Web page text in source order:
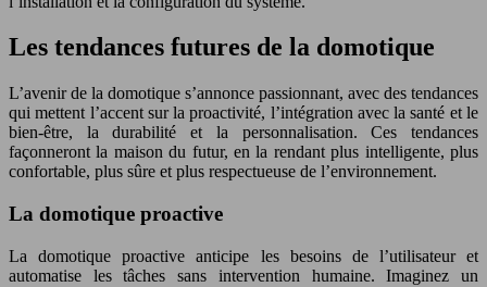
Les tendances futures de la domotique
L’avenir de la domotique s’annonce passionnant, avec des tendances
qui mettent l’accent sur la proactivité, l’intégration avec la santé et le
bien-être, la durabilité et la personnalisation. Ces tendances
façonneront la maison du futur, en la rendant plus intelligente, plus
confortable, plus sûre et plus respectueuse de l’environnement.
La domotique proactive
La domotique proactive anticipe les besoins de l’utilisateur et
automatise les tâches sans intervention humaine. Imaginez un